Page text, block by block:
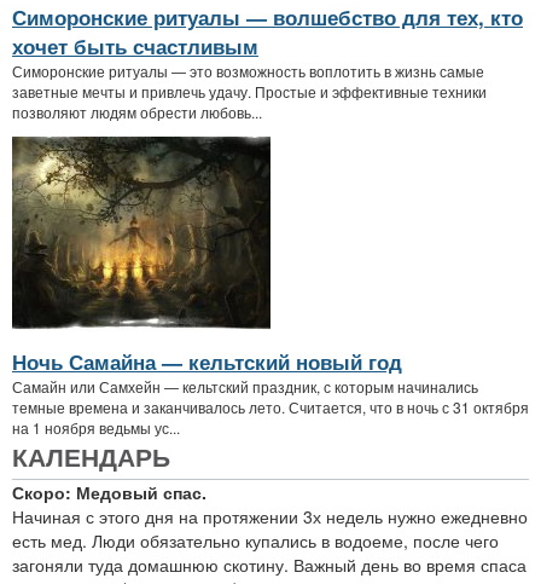
Симоронские ритуалы — волшебство для тех, кто
хочет быть счастливым
Симоронские ритуалы — это возможность воплотить в жизнь самые
заветные мечты и привлечь удачу. Простые и эффективные техники
позволяют людям обрести любовь...
Ночь Самайна — кельтский новый год
Самайн или Самхейн — кельтский праздник, с которым начинались
темные времена и заканчивалось лето. Считается, что в ночь с 31 октября
на 1 ноября ведьмы ус...
КАЛЕНДАРЬ
Скоро: Медовый спас.
Начиная с этого дня на протяжении 3х недель нужно ежедневно
есть мед. Люди обязательно купались в водоеме, после чего
загоняли туда домашнюю скотину. Важный день во время спаса